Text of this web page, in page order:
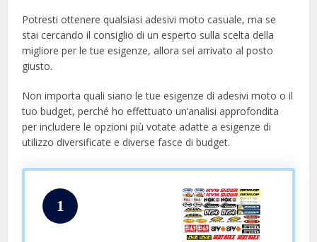
Potresti ottenere qualsiasi adesivi moto casuale, ma se
stai cercando il consiglio di un esperto sulla scelta della
migliore per le tue esigenze, allora sei arrivato al posto
giusto.
Non importa quali siano le tue esigenze di adesivi moto o il
tuo budget, perché ho effettuato un’analisi approfondita
per includere le opzioni più votate adatte a esigenze di
utilizzo diversificate e diverse fasce di budget.
1